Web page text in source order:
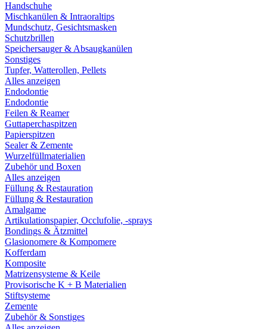
Handschuhe
Mischkanülen & Intraoraltips
Mundschutz, Gesichtsmasken
Schutzbrillen
Speichersauger & Absaugkanülen
Sonstiges
Tupfer, Watterollen, Pellets
Alles anzeigen
Endodontie
Endodontie
Feilen & Reamer
Guttaperchaspitzen
Papierspitzen
Sealer & Zemente
Wurzelfüllmaterialien
Zubehör und Boxen
Alles anzeigen
Füllung & Restauration
Füllung & Restauration
Amalgame
Artikulationspapier, Occlufolie, -sprays
Bondings & Ätzmittel
Glasionomere & Kompomere
Kofferdam
Komposite
Matrizensysteme & Keile
Provisorische K + B Materialien
Stiftsysteme
Zemente
Zubehör & Sonstiges